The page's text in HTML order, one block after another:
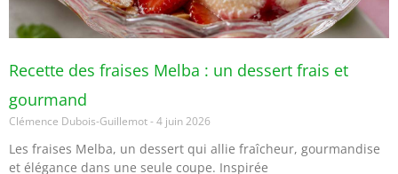
Recette des fraises Melba : un dessert frais et
gourmand
Clémence Dubois-Guillemot 4 juin 2026
Les fraises Melba, un dessert qui allie fraîcheur, gourmandise
et élégance dans une seule coupe. Inspirée